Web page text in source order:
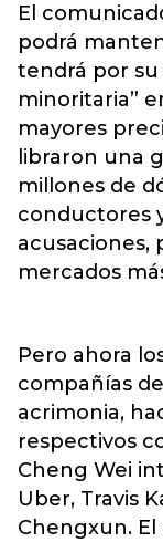
El
podrá
tendrá por su
minoritaria”
mayores
libraron una
millones de
conductores
acusaciones,
mercados
Pero ahora
compañías
acrimonia,
respectivos
Cheng Wei
Uber, Travis
Chengxun.